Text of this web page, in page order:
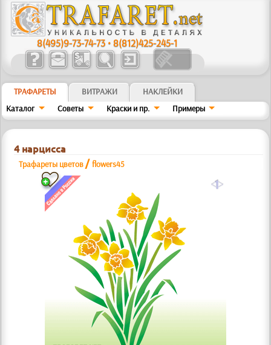
8(495)9-73-74-73 •8(812)425-245-1
ТРАФАРЕТЫ ВИТРАЖИ
НАКЛЕЙКИ
Каталог
Советы Краски и пр. Примеры
4 нарцисса
Трафареты цветов /flowers45
a